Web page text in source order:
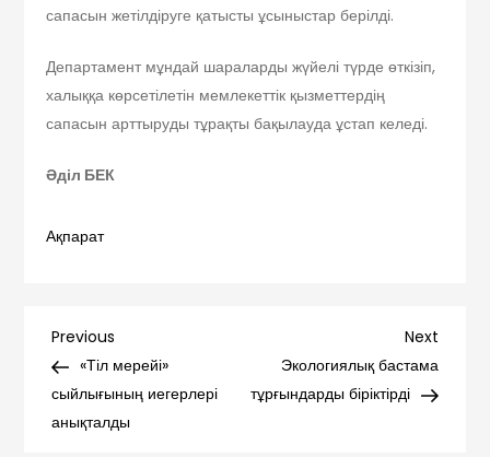
сапасын жетілдіруге қатысты ұсыныстар берілді.
Департамент мұндай шараларды жүйелі түрде өткізіп,
халыққа көрсетілетін мемлекеттік қызметтердің
сапасын арттыруды тұрақты бақылауда ұстап келеді.
Әділ БЕК
Ақпарат
Навигация
по
Previous
Post
Previous
«Тіл мерейі»
сыйлығының иегерлері
анықталды
Next
Post
Next
Экологиялық бастама
тұрғындарды біріктірді